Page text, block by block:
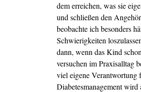
dem erreichen, was sie
und schließen den
beobachte ich besonders
Schwierigkeiten
dann, wenn das Kind
versuchen im Praxisalltag
viel eigene
Diabetesmanagement wird